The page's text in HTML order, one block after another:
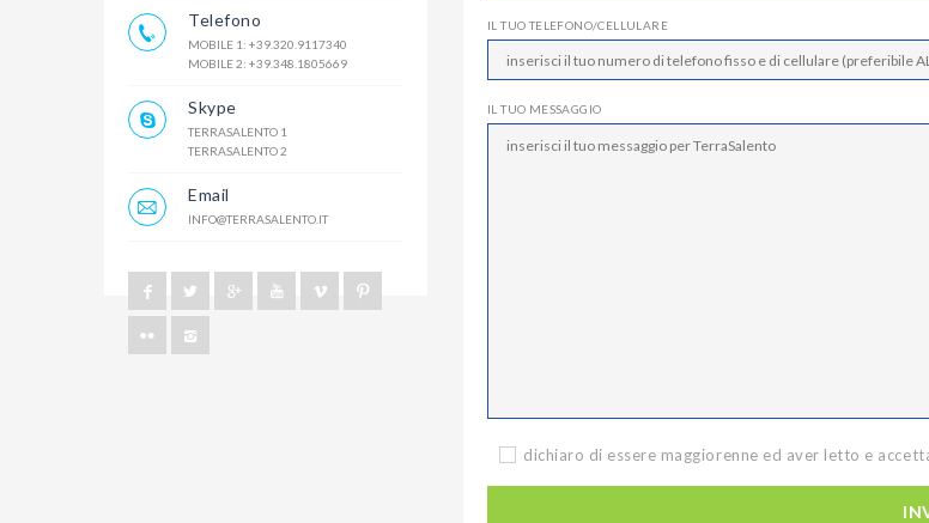
Telefono
MOBILE 1: +39.320.9117340
MOBILE 2: +39.348.1805669
Skype
TERRASALENTO 1
TERRASALENTO 2
Email
INFO@TERRASALENTO.IT
IL TUO TELEFONO/CELLULARE
IL TUO MESSAGGIO
dichiaro di essere maggiorenne ed aver letto e